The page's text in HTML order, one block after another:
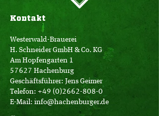
Kontakt
Westerwald-Brauerei
H. Schneider GmbH & Co. KG
Am Hopfengarten 1
57627 Hachenburg
Geschäftsführer: Jens Geimer
Telefon: +49 (0)2662-808-0
E-Mail: info@hachenburger.de